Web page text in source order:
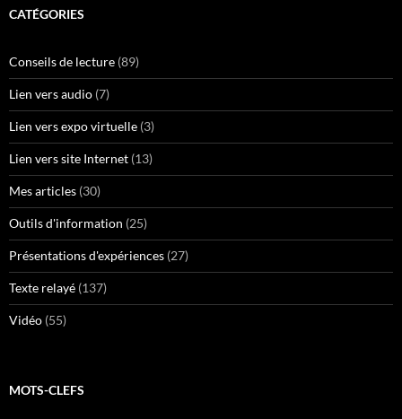
CATÉGORIES
Conseils de lecture (89)
Lien vers audio (7)
Lien vers expo virtuelle (3)
Lien vers site Internet (13)
Mes articles (30)
Outils d'information (25)
Présentations d'expériences (27)
Texte relayé (137)
Vidéo (55)
MOTS-CLEFS